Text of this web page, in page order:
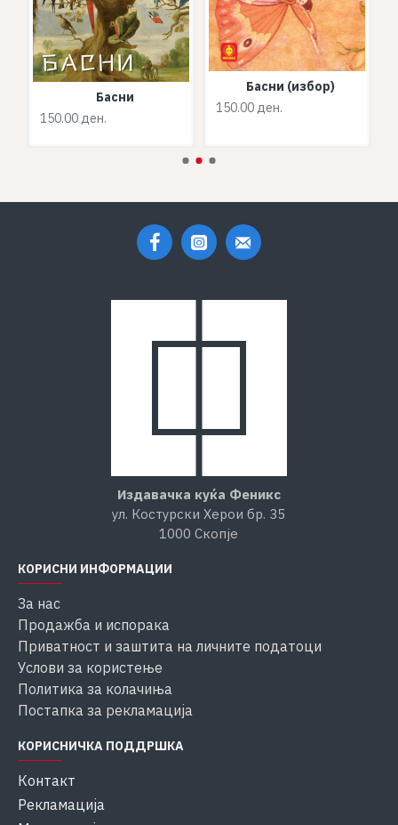
Басни
150.00 ден.
Басни (избор)
150.00 ден.
Издавачка куќа Феникс
ул. Костурски Херои бр. 35
1000 Скопје
КОРИСНИ ИНФОРМАЦИИ
За нас
Продажба и испорака
Приватност и заштита на личните податоци
Услови за користење
Политика за колачиња
Постапка за рекламација
КОРИСНИЧКА ПОДДРШКА
Контакт
Рекламација